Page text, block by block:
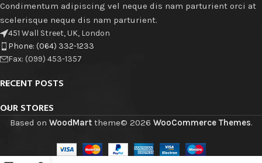
Condimentum adipiscing vel neque dis nam parturient orci at
scelerisque neque dis nam parturient.
451 Wall Street, UK, London
Phone: (064) 332-1233
Fax: (099) 453-1357
RECENT POSTS
OUR STORES
Based on WoodMarttheme© 2026 WooCommerce Themes.